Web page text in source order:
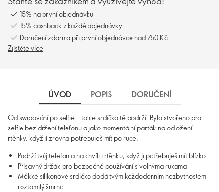
15% na první objednávku
15% cashback z každé objednávky
Doručení zdarma při první objednávce nad 750 Kč.
Zjistěte více
ÚVOD POPIS DORUČENÍ
Od swipování po selfie – tohle srdíčko tě podrží. Bylo stvořeno pro
selfie bez držení telefonu a jako momentální parťák na odložení
rtěnky, když ji zrovna potřebuješ mít po ruce.
Podrží tvůj telefon a na chvíli i rtěnku, když ji potřebuješ mít blízko
Přísavný držák pro bezpečné používání s volnýma rukama
Měkké silikonové srdíčko dodá tvým každodenním nezbytnostem
roztomilý šmrnc